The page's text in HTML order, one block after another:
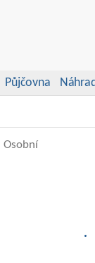
Půjčovna
Osobní